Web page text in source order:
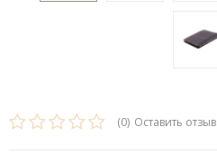
(0) Оставить отзыв